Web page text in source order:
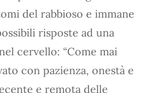
del rabbioso e immane
risposte ad una
cervello: “Come mai
con pazienza, onestà e
e remota delle